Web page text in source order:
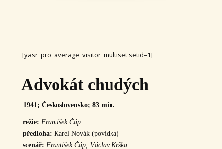
[yasr_pro_average_visitor_multiset setid=1]
Advokát chudých
1941; Československo; 83 min.
režie: František Čáp
předloha:Karel Novák (povídka)
scenář: František Čáp; Václav Krška